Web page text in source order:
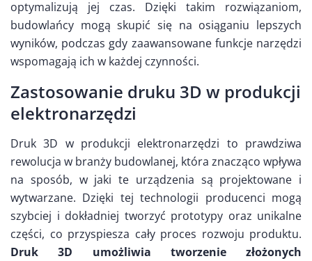
optymalizują jej czas. Dzięki takim rozwiązaniom,
budowlańcy mogą skupić się na osiąganiu lepszych
wyników, podczas gdy zaawansowane funkcje narzędzi
wspomagają ich w każdej czynności.
Zastosowanie druku 3D w produkcji
elektronarzędzi
Druk 3D w produkcji elektronarzędzi to prawdziwa
rewolucja w branży budowlanej, która znacząco wpływa
na sposób, w jaki te urządzenia są projektowane i
wytwarzane. Dzięki tej technologii producenci mogą
szybciej i dokładniej tworzyć prototypy oraz unikalne
części, co przyspiesza cały proces rozwoju produktu.
Druk 3D umożliwia tworzenie złożonych